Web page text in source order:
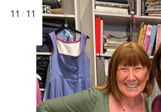
11 / 11